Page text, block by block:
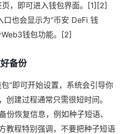
页，即可进入钱包界面。[1][2]
也会显示为“币安 DeFi 钱
钱包功能。[2]
备份
”即可开始设置，系统会引导你
创建过程通常只需很短时间。
恢复信息，例如种子短语、
教程特别强调，不要把种子短语